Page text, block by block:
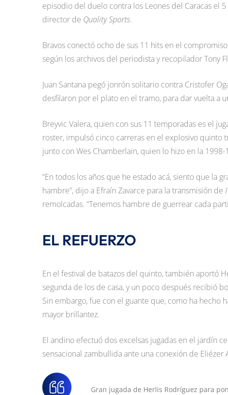
episodio del duelo contra los Leones del Caracas el
director de Quality Sports.
Bravos conectó ocho de sus 11 hits en el
según los archivos del periodista y recopilador Tony
Juan Santana pegó jonrón solitario contra Cristofer
desfilaron por el plato en el tramo, para dar vuelta a
Breyvic Valera, quien con sus 11 temporadas es el
roster, impulsó cinco carreras en el explosivo quinto
junto con Wes Chamberlain, quien lo hizo en la
“En todos los años que he estado acá, siento que la
hambre”, dijo a Efraín Zavarce para la transmisión de
remolcadas. “Tenemos hambre de guerrear cada
EL REFUERZO
En el festival de batazos del quinto, también aportó
segunda de los de casa, y un poco después recibió
Sin embargo, fue con el guante que, como ha hecho
mayor brillantez.
El andino efectuó dos excelsas jugadas en el jardín
sensacional zambullida ante una conexión de Eliézer
Gran jugada de Herlis Rodríguez para